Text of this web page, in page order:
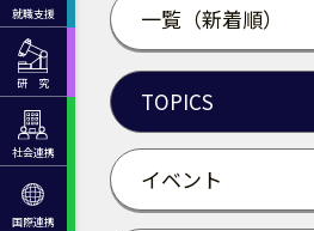
就職支援
研 究
社会連携
国際連携
一覧（新着順）
TOPICS
イベント